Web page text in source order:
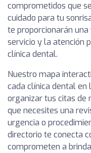
comprometidos que
cuidado para tu
te proporcionarán
servicio y la atención
clínica dental.
Nuestro mapa
cada clínica dental en
organizar tus citas de
que necesites una
urgencia o
directorio te conecta
comprometen a